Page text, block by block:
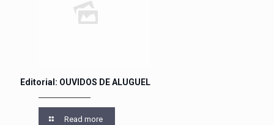
Editorial: OUVIDOS DE ALUGUEL
Read more